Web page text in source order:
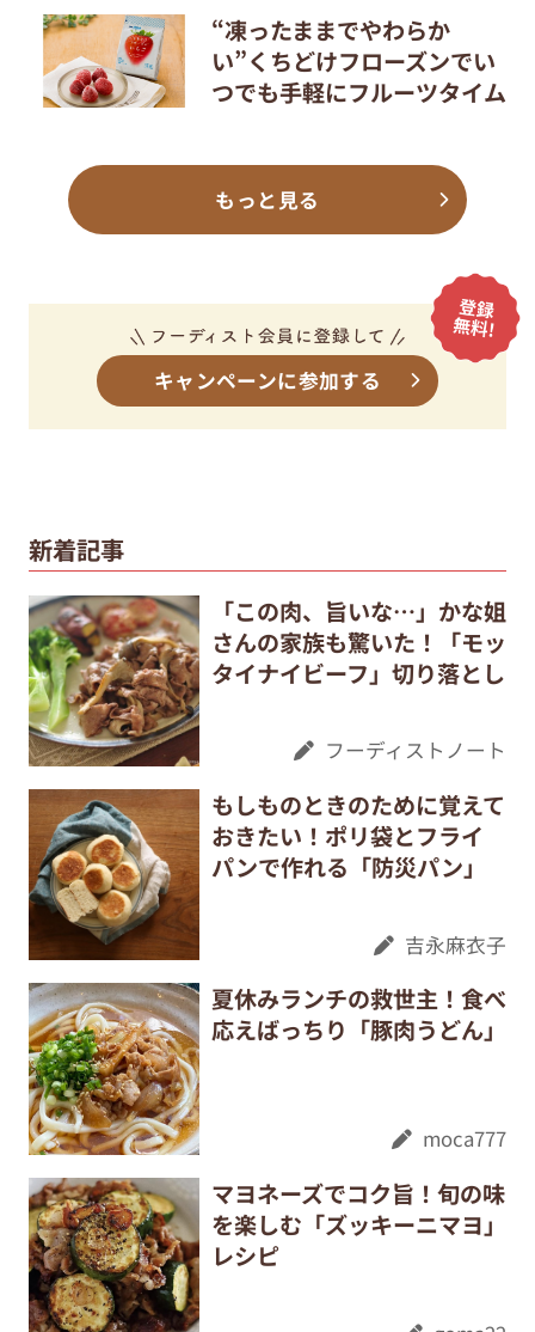
“凍ったままでやわらか
い”くちどけフローズンでい
つでも手軽にフルーツタイム
もっと見る
キャンペーンに参加する
新着記事
「この肉、旨いな…」かな姐
さんの家族も驚いた！「モッ
タイナイビーフ」切り落とし
フーディストノート
もしものときのために覚えて
おきたい！ポリ袋とフライ
パンで作れる「防災パン」
吉永麻衣子
夏休みランチの救世主！食べ
応えばっちり「豚肉うどん」
moca777
マヨネーズでコク旨！旬の味
を楽しむ「ズッキーニマヨ」
レシピ